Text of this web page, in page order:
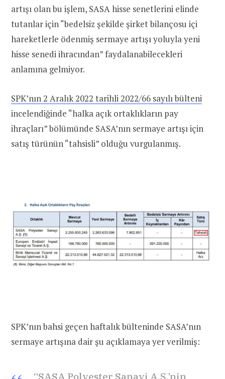
artışı olan bu işlem, SASA hisse senetlerini elinde
tutanlar için “bedelsiz şekilde şirket bilançosu içi
hareketlerle ödenmiş sermaye artışı yoluyla yeni
hisse senedi ihracından” faydalanabilecekleri
anlamına gelmiyor.
SPK’nın 2 Aralık 2022 tarihli 2022/66 sayılı bülteni
incelendiğinde “halka açık ortaklıkların pay
ihraçları” bölümünde SASA’nın sermaye artışı için
satış türünün “tahsisli” olduğu vurgulanmış.
SPK’nın bahsi geçen haftalık bülteninde SASA’nın
sermaye artışına dair şu açıklamaya yer verilmiş: